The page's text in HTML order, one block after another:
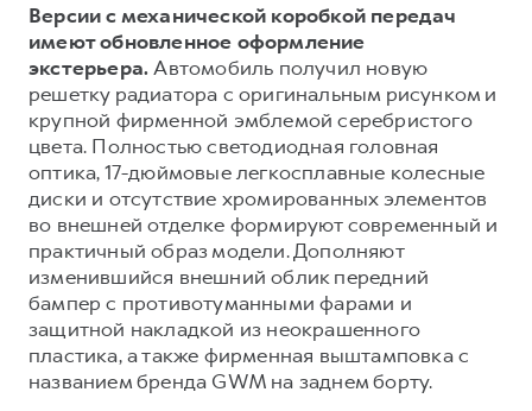
Версии с механической коробкой передач
имеют обновленное оформление
экстерьера.Автомобиль получил новую
решетку радиатора с оригинальным рисунком и
крупной фирменной эмблемой серебристого
цвета. Полностью светодиодная головная
оптика, 17-дюймовые легкосплавные колесные
диски и отсутствие хромированных элементов
во внешней отделке формируют современный и
практичный образ модели. Дополняют
изменившийся внешний облик передний
бампер с противотуманными фарами и
защитной накладкой из неокрашенного
пластика, а также фирменная выштамповка с
названием бренда GWM на заднем борту.